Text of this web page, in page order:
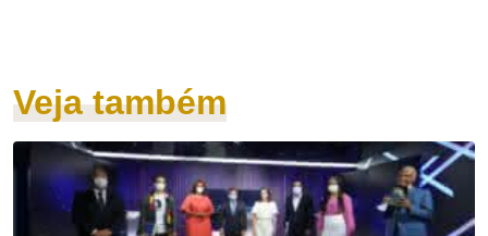
Veja também